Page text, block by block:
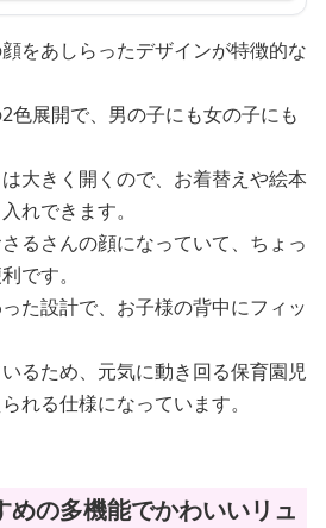
をあしらったデザインが特徴的な
色展開で、男の子にも女の子にも
大きく開くので、お着替えや絵本
れできます。
るさんの顔になっていて、ちょっ
です。
た設計で、お子様の背中にフィッ
るため、元気に動き回る保育園児
れる仕様になっています。
めの多機能でかわいいリュ